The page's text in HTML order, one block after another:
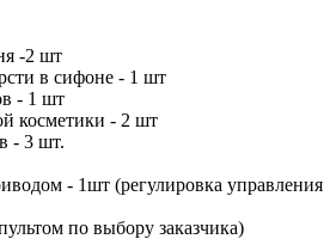
-2 шт
в сифоне - 1 шт
- 1 шт
косметики - 2 шт
- 3 шт.
- 1шт (регулировка управления
по выбору заказчика)